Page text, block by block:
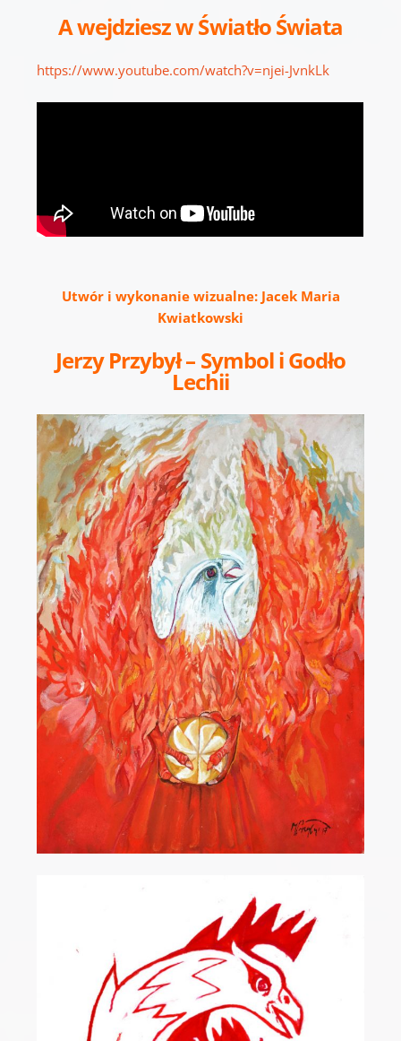
A wejdziesz w Światło Świata
https://www.youtube.com/watch?v=njei-JvnkLk
Utwór i wykonanie wizualne: Jacek Maria
Kwiatkowski
Jerzy Przybył – Symbol i Godło
Lechii